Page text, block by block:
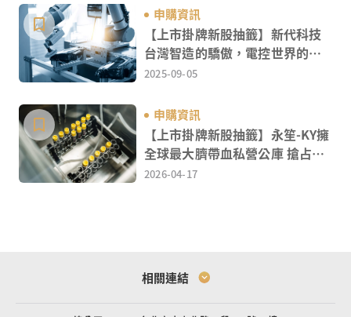
申購資訊
【上市掛牌新股抽籤】新代科技
台灣智造的驕傲，電控世界的關
鍵
2025-09-05
申購資訊
【上市掛牌新股抽籤】永笙-KY擁
全球最大臍帶血私營公庫 搶占細
胞治療大商機
2026-04-17
相關連結